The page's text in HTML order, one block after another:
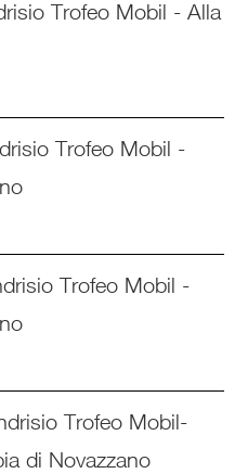
Trofeo Mobil - Alla
Trofeo Mobil -
Trofeo Mobil -
Trofeo Mobil-
di Novazzano